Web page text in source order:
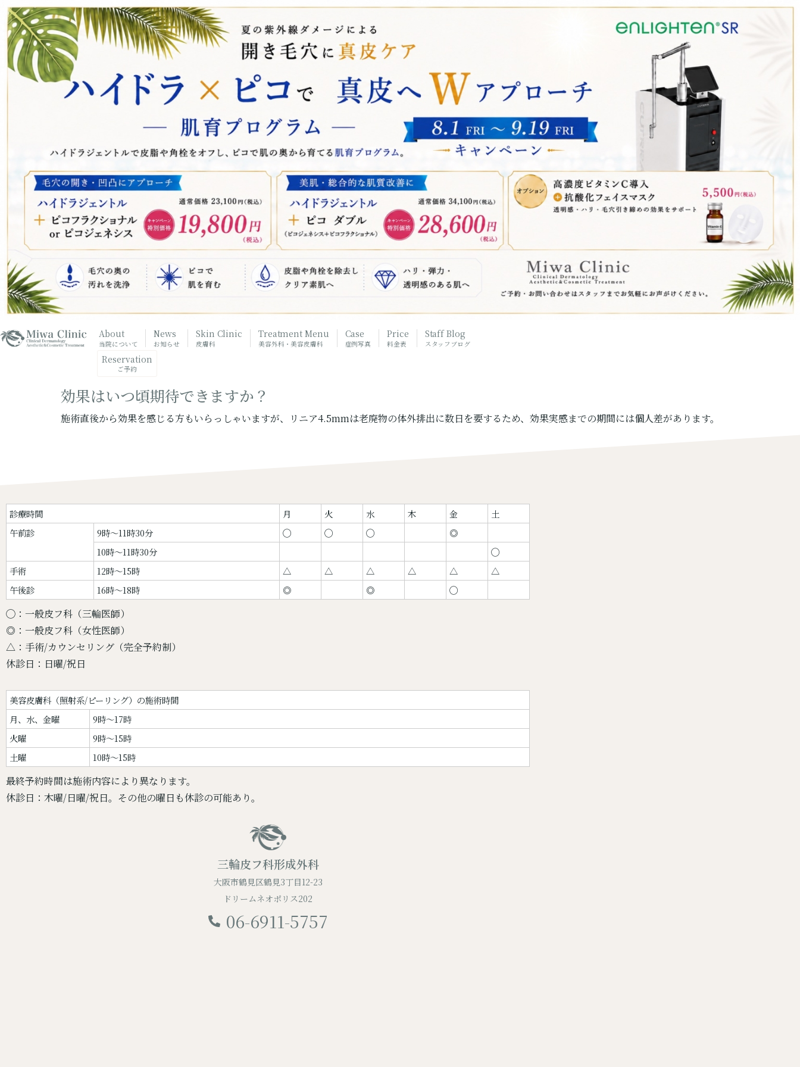
About
当院について
News
お知らせ
Skin Clinic
皮膚科
Treatment Menu
美容外科・美容皮膚科
Case
症例写真
Price
料金表
Staff Blog
スタッフブログ
Reservation
ご予約
効果はいつ頃期待できますか？
施術直後から効果を感じる方もいらっしゃいますが、リニア4.5mmは老廃物の体外排出に数日を要するため、効果実感までの期間には個人差があります。
診療時間 月 火 水 木 金
土
午前診
9時〜11時30分 ◯ ◯ ◯
◎
10時〜11時30分
◯
手術
12時〜15時 △ △ △ △ △
△
午後診
16時〜18時 ◎ ◎ ◯
◯：一般皮フ科（三輪医師）
◎：一般皮フ科（女性医師）
△：手術/カウンセリング（完全予約制）
休診日：日曜/祝日
美容皮膚科（照射系/ピーリング）の施術時間
月、水、金曜
9時～17時
火曜
9時～15時
土曜
10時～15時
最終予約時間は施術内容により異なります。
休診日：木曜/日曜/祝日。その他の曜日も休診の可能あり。
三輪皮フ科形成外科
大阪市鶴見区鶴見3丁目12-23
ドリームネオポリス202
06-6911-5757